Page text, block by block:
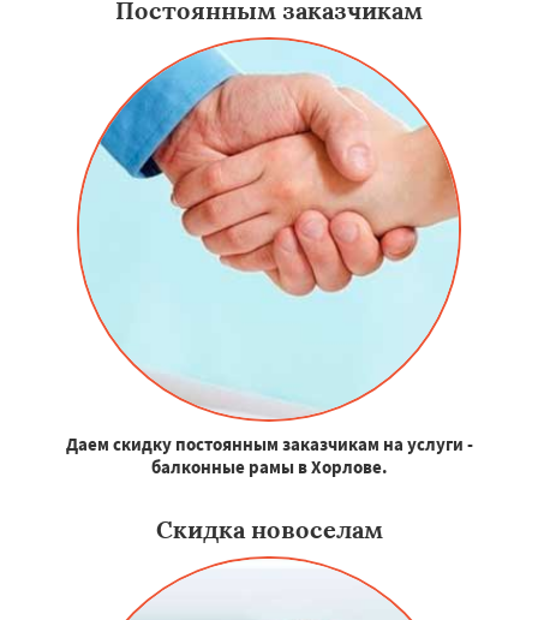
Постоянным заказчикам
Даем скидку постоянным заказчикам на услуги -
балконные рамы в Хорлове.
Скидка новоселам